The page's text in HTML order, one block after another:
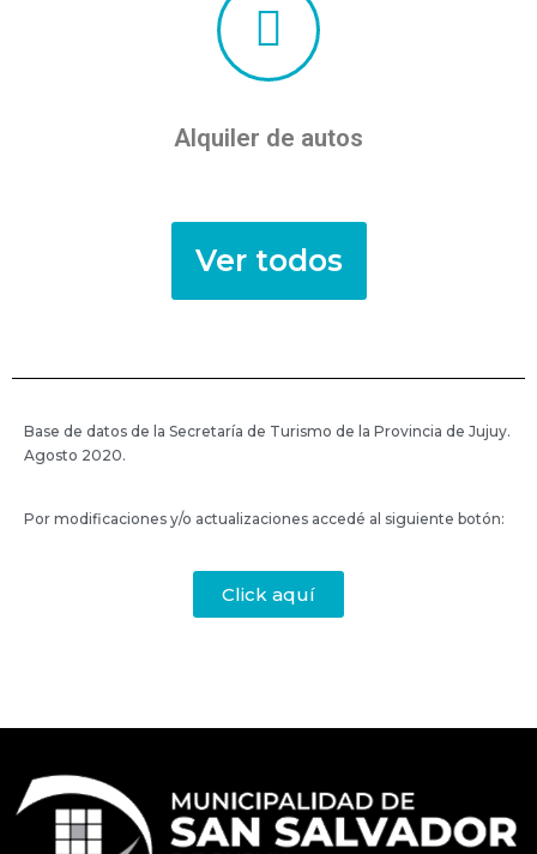
Alquiler de autos
Ver todos
Base de datos de la Secretaría de Turismo de la Provincia de Jujuy.
Agosto 2020.
Por modificaciones y/o actualizaciones accedé al siguiente botón:
Click aquí